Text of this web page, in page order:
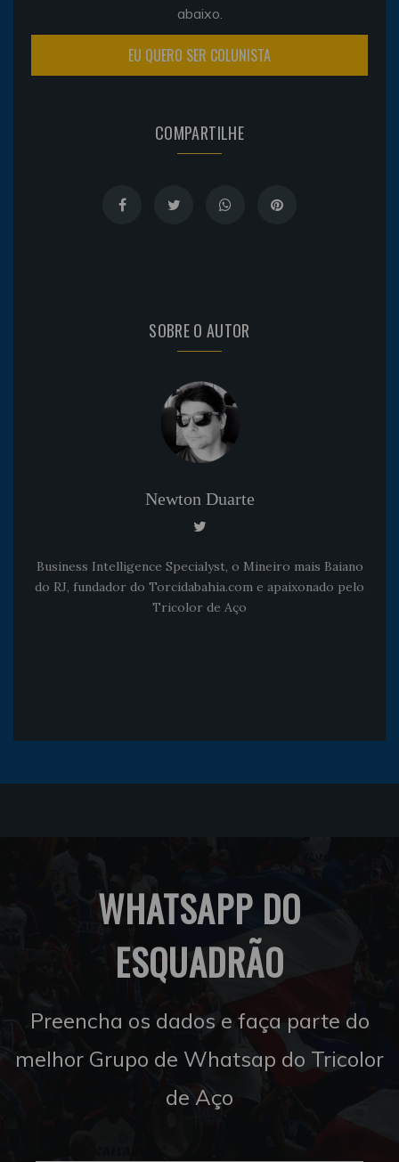
abaixo.
EU QUERO SER COLUNISTA
COMPARTILHE
SOBRE O AUTOR
Newton Duarte
Business Intelligence Specialyst, o Mineiro mais Baiano
do RJ, fundador do Torcidabahia.com e apaixonado pelo
Tricolor de Aço
WHATSAPP DO
ESQUADRÃO
Preencha os dados e faça parte do
melhor Grupo de Whatsap do Tricolor
de Aço